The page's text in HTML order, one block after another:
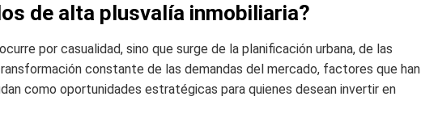
de alta plusvalía inmobiliaria?
por casualidad, sino que surge de la planificación urbana, de las
constante de las demandas del mercado, factores que han
como oportunidades estratégicas para quienes desean invertir en